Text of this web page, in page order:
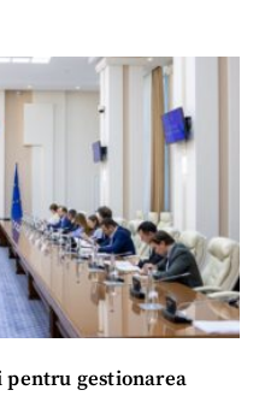
gestionarea